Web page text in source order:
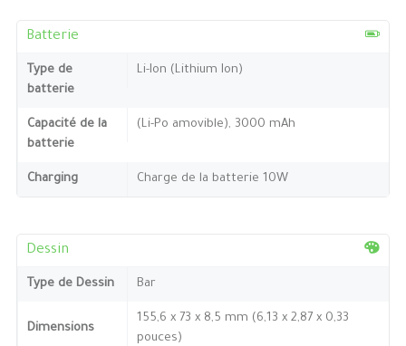
Batterie
Type de
batterie
Li-Ion (Lithium Ion)
Capacité de la
batterie
(Li-Po amovible), 3000 mAh
Charging Charge de la batterie 10W
Dessin
Type de Dessin Bar
Dimensions
155,6 x 73 x 8,5 mm (6,13 x 2,87 x 0,33
pouces)